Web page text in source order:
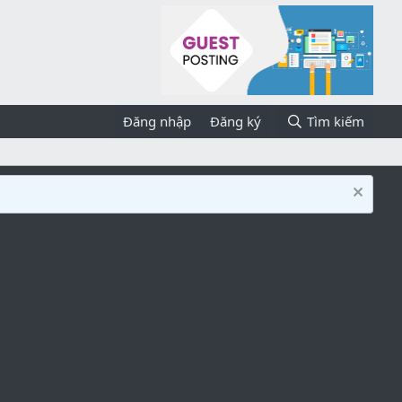
Đăng nhập Đăng ký Tìm kiếm